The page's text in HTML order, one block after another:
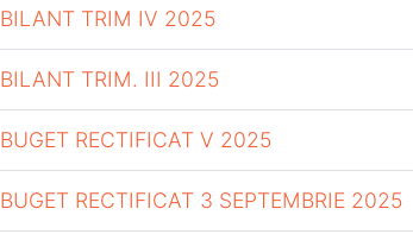
BILANT TRIM IV 2025
BILANT TRIM. III 2025
BUGET RECTIFICAT V 2025
BUGET RECTIFICAT 3 SEPTEMBRIE 2025